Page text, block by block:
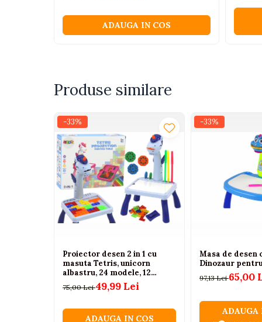
Bebe la masa
Scaune de masa
Accesorii pentru hranire
Cani, pahare si accesorii
Incalzitoare pentru biberoane si
ADAUGA IN COS
Produse similare
-33%
Proiector desen 2 in 1 cu
masuta Tetris, unicorn
albastru, 24 modele, 12
markere, 3 ani+
75,00 Lei49,99 Lei
ADAUGA IN COS
-33%
Masa de
Dinozaur
97,13 Lei65,00
ADAUGA